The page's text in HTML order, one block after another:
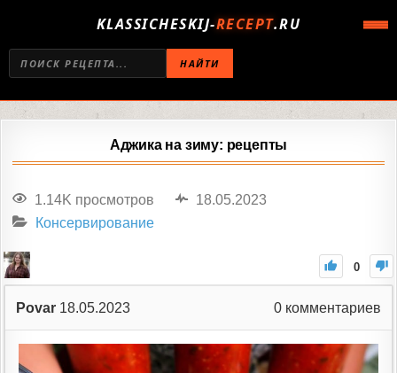
KLASSICHESKIJ-RECEPT.RU
НАЙТИ
Аджика на зиму: рецепты
1.14K просмотров
18.05.2023
Консервирование
0
Povar 18.05.2023 0 комментариев